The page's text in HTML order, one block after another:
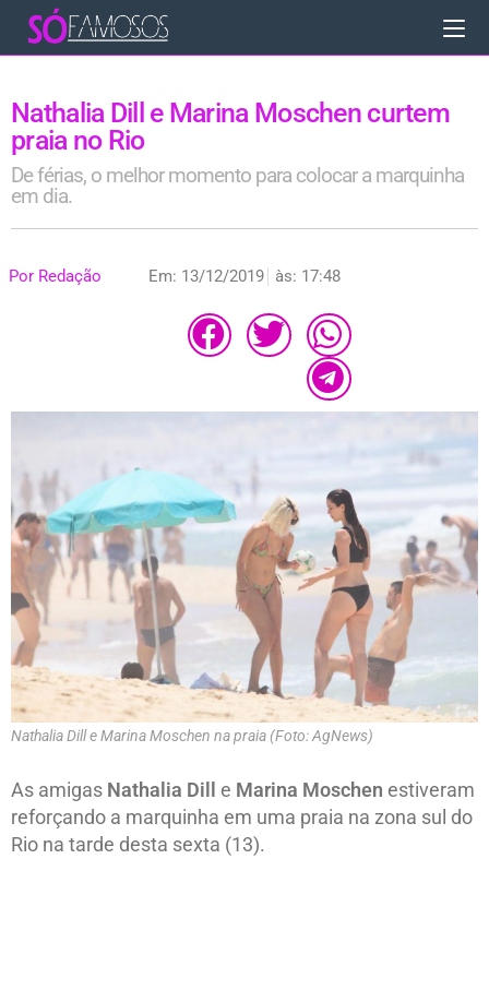
Nathalia Dill e Marina Moschen curtem
praia no Rio
De férias, o melhor momento para colocar a marquinha
em dia.
Por Redação Em: 13/12/2019 às: 17:48
Nathalia Dill e Marina Moschen na praia (Foto: AgNews)
As amigas Nathalia Dill e Marina Moschen estiveram
reforçando a marquinha em uma praia na zona sul do
Rio na tarde desta sexta (13).